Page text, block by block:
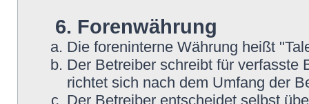
6. Forenwährung
Die foreninterne Währung heißt
Der Betreiber schreibt für verfasste
richtet sich nach dem Umfang der
Der Betreiber entscheidet selbst